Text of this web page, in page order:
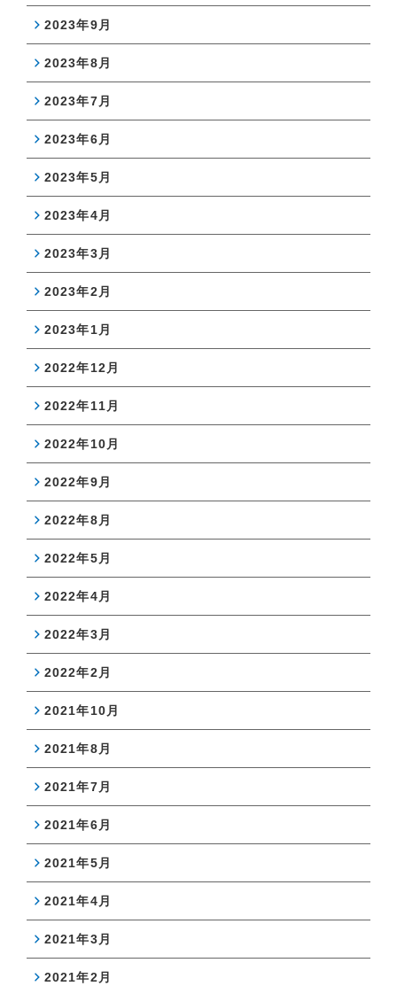
2023年9月
2023年8月
2023年7月
2023年6月
2023年5月
2023年4月
2023年3月
2023年2月
2023年1月
2022年12月
2022年11月
2022年10月
2022年9月
2022年8月
2022年5月
2022年4月
2022年3月
2022年2月
2021年10月
2021年8月
2021年7月
2021年6月
2021年5月
2021年4月
2021年3月
2021年2月